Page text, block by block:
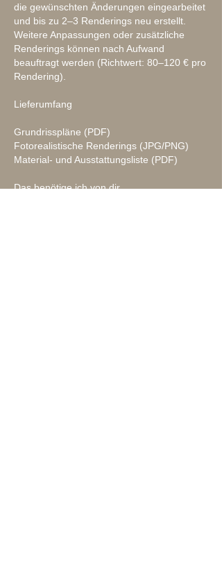
die gewünschten Änderungen eingearbeitet
und bis zu 2–3 Renderings neu erstellt.
Weitere Anpassungen oder zusätzliche
Renderings können nach Aufwand
beauftragt werden (Richtwert: 80–120 € pro
Rendering).
Lieferumfang
Grundrisspläne (PDF)
Fotorealistische Renderings (JPG/PNG)
Material- und Ausstattungsliste (PDF)
Das benötige ich von dir